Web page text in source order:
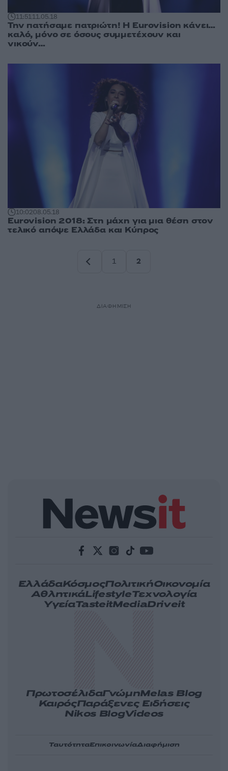
11:5111.05.18
Την πατήσαμε πατριώτη! Η Eurovision κάνει…
καλό, μόνο σε όσους συμμετέχουν και
νικούν…
10:0208.05.18
Eurovision 2018: Στη μάχη για μια θέση στον
τελικό απόψε Ελλάδα και Κύπρος
1
2
ΔΙΑΦΗΜΙΣΗ
ΕλλάδαΚόσμοςΠολιτικήΟικονομία
ΑθλητικάLifestyleΤεχνολογία
ΥγείαTasteitMediaDriveit
ΠρωτοσέλιδαΓνώμηMelas Blog
ΚαιρόςΠαράξενες Ειδήσεις
Nikos BlogVideos
ΤαυτότηταΕπικοινωνίαΔιαφήμιση